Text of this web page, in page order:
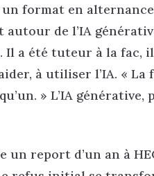
format en
de l’IA
Il a été tuteur à la fac,
à utiliser l’IA. « La
» L’IA
un report d’un an à